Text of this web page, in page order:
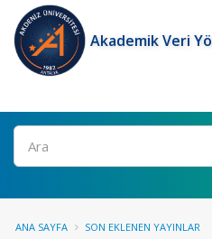
Akademik Veri
Ara
ANA SAYFA SON EKLENEN YAYINLAR